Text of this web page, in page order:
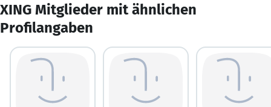
XING Mitglieder mit ähnlichen
Profilangaben